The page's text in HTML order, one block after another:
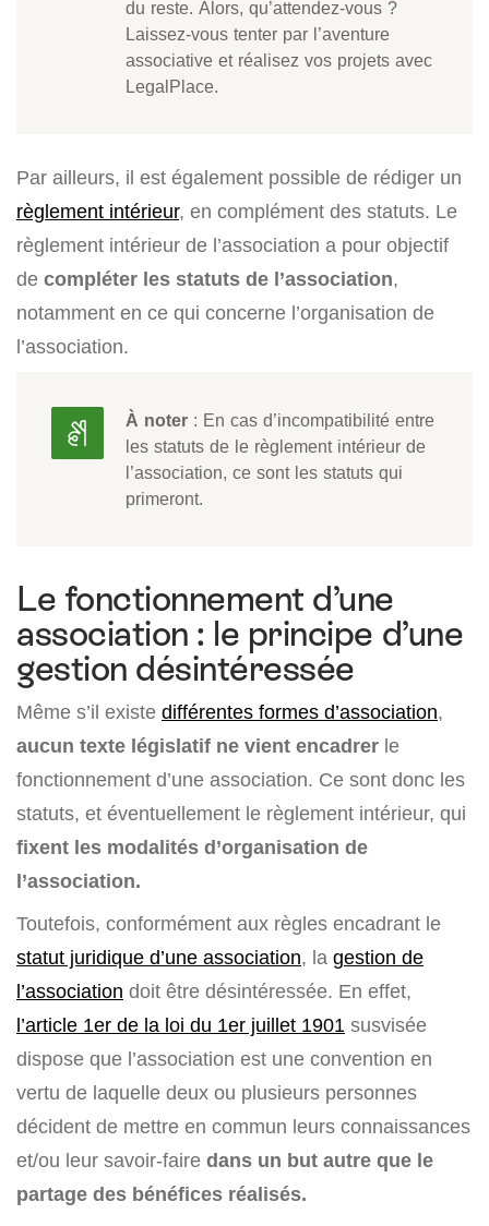
du reste. Alors, qu’attendez-vous ?
Laissez-vous tenter par l’aventure
associative et réalisez vos projets avec
LegalPlace.
Par ailleurs, il est également possible de rédiger un
règlement intérieur, en complément des statuts. Le
règlement intérieur de l’association a pour objectif
de compléter les statuts de l’association,
notamment en ce qui concerne l’organisation de
l’association.
À noter : En cas d’incompatibilité entre
les statuts de le règlement intérieur de
l’association, ce sont les statuts qui
primeront.
Le fonctionnement d’une
association : le principe d’une
gestion désintéressée
Même s’il existe différentes formes d’association,
aucun texte législatif ne vient encadrer le
fonctionnement d’une association. Ce sont donc les
statuts, et éventuellement le règlement intérieur, qui
fixent les modalités d’organisation de
l’association.
Toutefois, conformément aux règles encadrant le
statut juridique d’une association, la gestion de
l’association doit être désintéressée. En effet,
l’article 1er de la loi du 1er juillet 1901 susvisée
dispose que l’association est une convention en
vertu de laquelle deux ou plusieurs personnes
décident de mettre en commun leurs connaissances
et/ou leur savoir-faire dans un but autre que le
partage des bénéfices réalisés.